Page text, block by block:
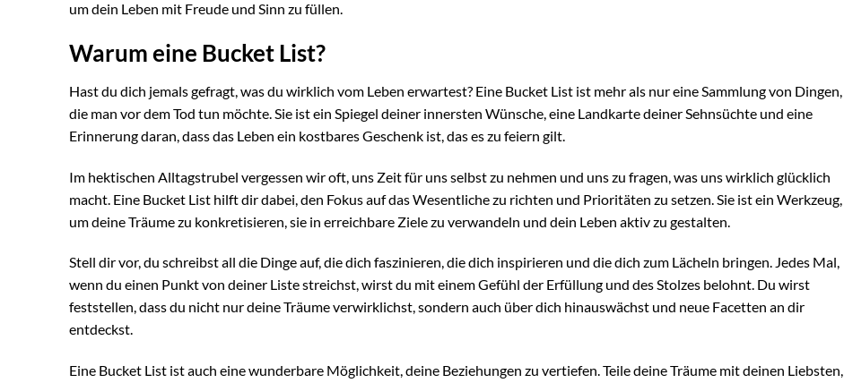
um dein Leben mit Freude und Sinn zu füllen.
Warum eine Bucket List?
Hast du dich jemals gefragt, was du wirklich vom Leben erwartest? Eine Bucket List ist mehr als nur eine Sammlung von Dingen,
die man vor dem Tod tun möchte. Sie ist ein Spiegel deiner innersten Wünsche, eine Landkarte deiner Sehnsüchte und eine
Erinnerung daran, dass das Leben ein kostbares Geschenk ist, das es zu feiern gilt.
Im hektischen Alltagstrubel vergessen wir oft, uns Zeit für uns selbst zu nehmen und uns zu fragen, was uns wirklich glücklich
macht. Eine Bucket List hilft dir dabei, den Fokus auf das Wesentliche zu richten und Prioritäten zu setzen. Sie ist ein Werkzeug,
um deine Träume zu konkretisieren, sie in erreichbare Ziele zu verwandeln und dein Leben aktiv zu gestalten.
Stell dir vor, du schreibst all die Dinge auf, die dich faszinieren, die dich inspirieren und die dich zum Lächeln bringen. Jedes Mal,
wenn du einen Punkt von deiner Liste streichst, wirst du mit einem Gefühl der Erfüllung und des Stolzes belohnt. Du wirst
feststellen, dass du nicht nur deine Träume verwirklichst, sondern auch über dich hinauswächst und neue Facetten an dir
entdeckst.
Eine Bucket List ist auch eine wunderbare Möglichkeit, deine Beziehungen zu vertiefen. Teile deine Träume mit deinen Liebsten,